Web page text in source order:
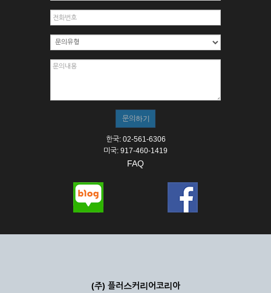
한국: 02-561-6306
미국: 917-460-1419
FAQ
(주) 플러스커리어코리아